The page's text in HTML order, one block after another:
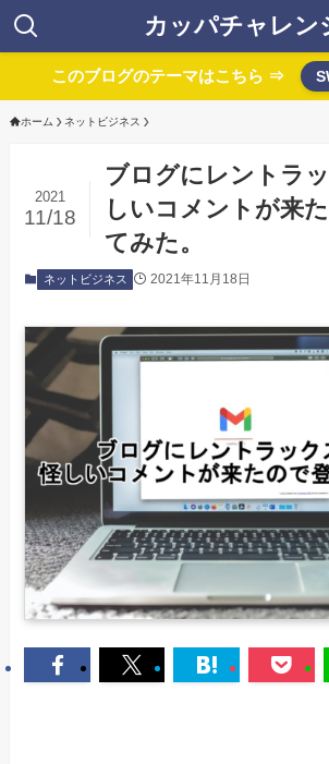
カッパチャレン
このブログのテーマはこちら ⇒
ホーム ネットビジネス
ブログにレントラ
しいコメントが来
てみた。
2021
11/18
ネットビジネス 2021年11月18日